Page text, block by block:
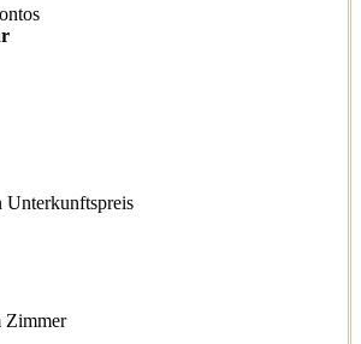
Unterkunftspreis
Zimmer